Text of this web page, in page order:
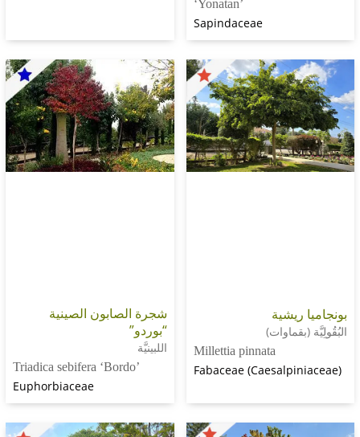
Sapindaceae
Millettia pinnata
Fabaceae
شجرة الصابون الصينية
اللبينيَّة
Triadica sebifera ‘Bordo’
Euphorbiaceae